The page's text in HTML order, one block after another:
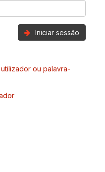
Iniciar sessão
ou palavra-